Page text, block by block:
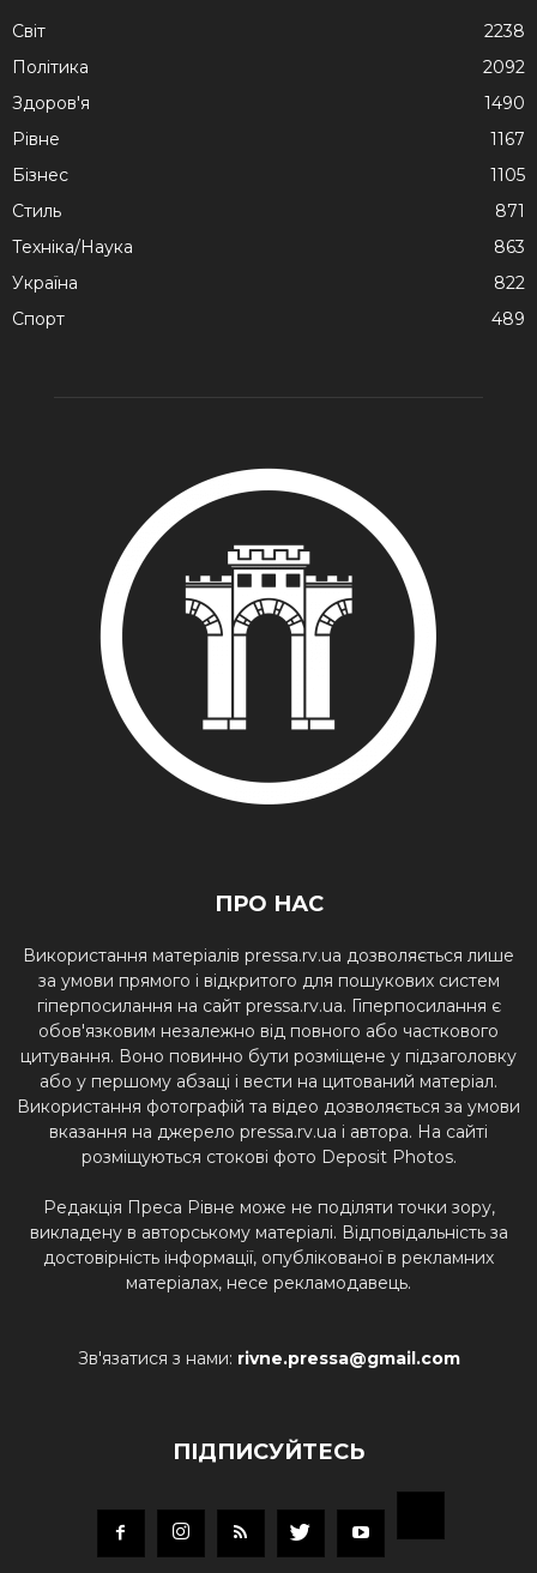
Cвіт
2238
Політика
2092
Здоров'я
1490
Рівне
1167
Бізнес
1105
Стиль
871
Техніка/Наука
863
Україна
822
Спорт
489
ПРО НАС
Використання матеріалів pressa.rv.ua дозволяється лише
за умови прямого і відкритого для пошукових систем
гіперпосилання на сайт pressa.rv.ua. Гіперпосилання є
обов'язковим незалежно від повного або часткового
цитування. Воно повинно бути розміщене у підзаголовку
або у першому абзаці і вести на цитований матеріал.
Використання фотографій та відео дозволяється за умови
вказання на джерело pressa.rv.ua і автора. На сайті
розміщуються стокові фото Deposit Photos.
Редакція Преса Рівне може не поділяти точки зору,
викладену в авторському матеріалі. Відповідальність за
достовірність інформації, опублікованої в рекламних
матеріалах, несе рекламодавець.
Зв'язатися з нами: rivne.pressa@gmail.com
ПІДПИСУЙТЕСЬ